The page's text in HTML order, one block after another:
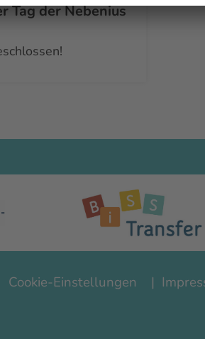
Tag der Nebenius
Footer
Cookie-Einstellungen